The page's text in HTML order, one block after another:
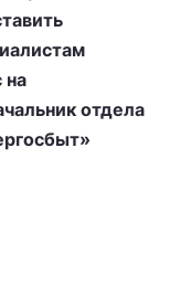
на
отдела